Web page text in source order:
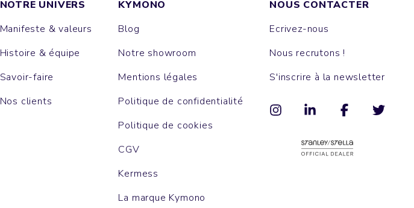
NOTRE UNIVERS
Manifeste & valeurs
Histoire & équipe
Savoir-faire
Nos clients
KYMONO
Blog
Notre showroom
Mentions légales
Politique de confidentialité
Politique de cookies
CGV
Kermess
La marque Kymono
NOUS CONTACTER
Ecrivez-nous
Nous recrutons !
S'inscrire à la newsletter